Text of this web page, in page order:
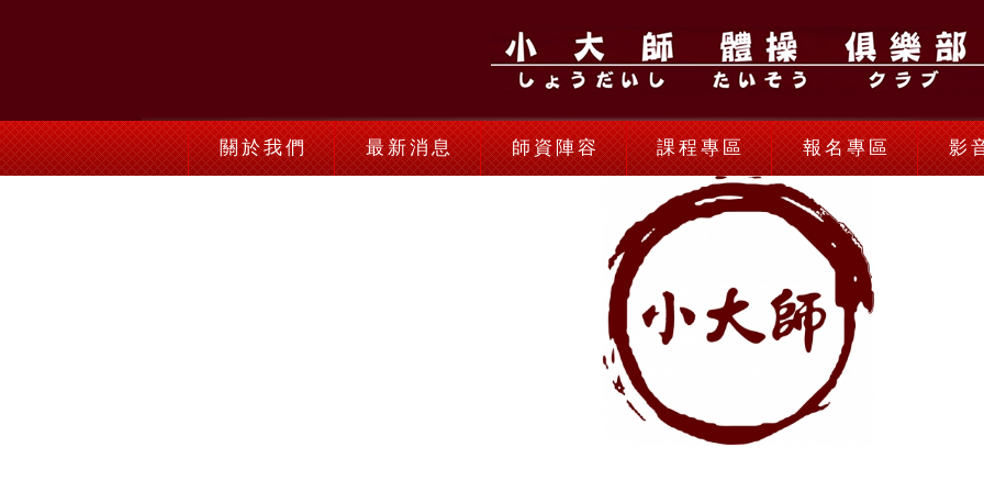
關於我們 最新消息 師資陣容 課程專區 報名專區 影